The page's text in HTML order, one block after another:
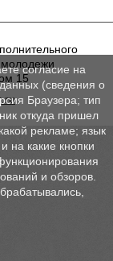
молодежи
15
согласие на
(сведения о
Браузера; тип
откуда пришел
рекламе; язык
на какие кнопки
и обзоров.